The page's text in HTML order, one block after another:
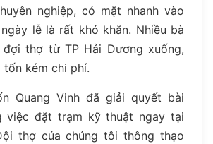
nghiệp, có mặt nhanh vào
lễ là rất khó khăn. Nhiều bà
thợ từ TP Hải Dương xuống,
kém chi phí.
Quang Vinh đã giải quyết bài
việc đặt trạm kỹ thuật ngay tại
thợ của chúng tôi thông thạo